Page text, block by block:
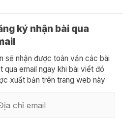
ký nhận bài qua
sẽ nhận được toàn văn các bài
qua email ngay khi bài viết đó
xuất bản trên trang web này